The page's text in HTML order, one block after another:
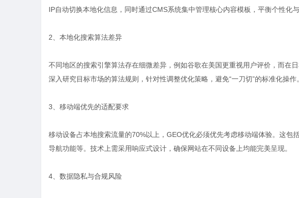
IP自动切换本地化信息，同时通过CMS系统集中管理核心内容模板，平衡个性化与
2、本地化搜索算法差异
不同地区的搜索引擎算法存在细微差异，例如谷歌在美国更重视用户评价，而在
深入研究目标市场的算法规则，针对性调整优化策略，避免“一刀切”的标准化操作。
3、移动端优先的适配要求
移动设备占本地搜索流量的70%以上，GEO优化必须优先考虑移动端体验。这包
导航功能等。技术上需采用响应式设计，确保网站在不同设备上均能完美呈现。
4、数据隐私与合规风险